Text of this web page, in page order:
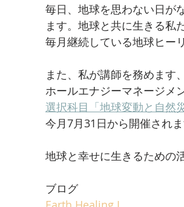
毎日、地球を思わない日が
ます。地球と共に生きる私
毎月継続している地球ヒー
また、私が講師を務めます、
ホールエナジーマネージメ
選択科目「地球変動と自然
今月7月31日から開催されま
地球と幸せに生きるための
ブログ